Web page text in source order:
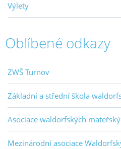
Výlety
Oblíbené odkazy
ZWŠ Turnov
Základní a střední škola
Asociace waldorfských
Mezinárodní asociace